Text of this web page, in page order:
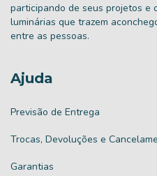
participando de seus projetos e
luminárias que trazem
entre as pessoas.
Ajuda
Previsão de Entrega
Trocas, Devoluções e
Garantias